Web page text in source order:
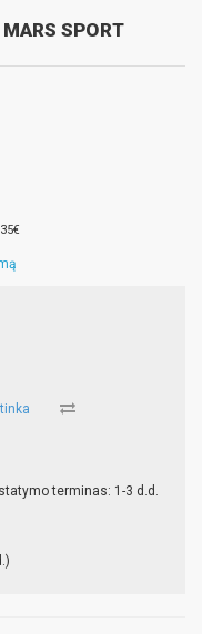
SPORT
terminas: 1-3 d.d.